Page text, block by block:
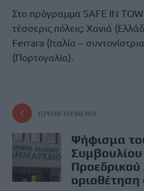
Στο πρόγραμμα SAFE IN
τέσσερις πόλεις: Χανιά
Ferrara (Ιταλία –
(Πορτογαλία).
ΠΡΟΗΓΟΎΜΕΝΟ
Ψήφισμα
Προεδρικού
οριοθέτηση